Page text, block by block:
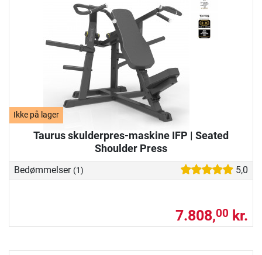
Ikke på lager
Taurus skulderpres-maskine IFP | Seated
Shoulder Press
Bedømmelser (1) 5,0
7.808,00 kr.